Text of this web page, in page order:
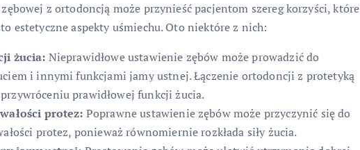
z ortodoncją może przynieść pacjentom szereg korzyści, które
estetyczne aspekty uśmiechu. Oto niektóre z nich:
żucia: Nieprawidłowe ustawienie zębów może prowadzić do
i innymi funkcjami jamy ustnej. Łączenie ortodoncji z protetyką
prawidłowej funkcji żucia.
protez: Poprawne ustawienie zębów może przyczynić się do
protez, ponieważ równomiernie rozkłada siły żucia.